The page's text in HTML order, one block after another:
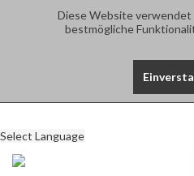
Diese Website verwendet
bestmögliche
Select Language